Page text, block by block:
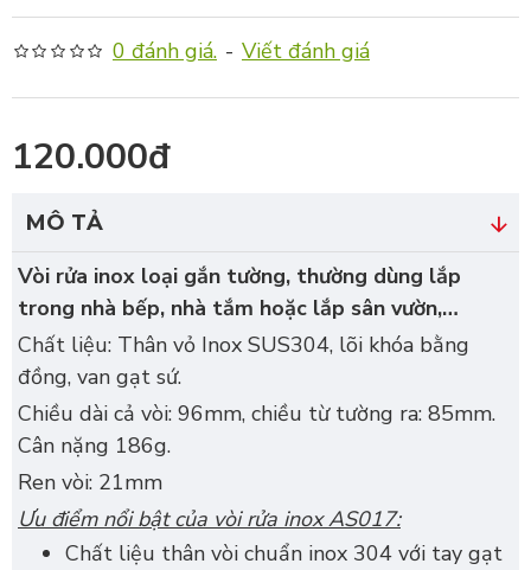
0 đánh giá. - Viết đánh giá
120.000đ
MÔ TẢ
Vòi rửa inox loại gắn tường, thường dùng lắp
trong nhà bếp, nhà tắm hoặc lắp sân vườn,…
Chất liệu: Thân vỏ Inox SUS304, lõi khóa bằng
đồng, van gạt sứ.
Chiều dài cả vòi: 96mm, chiều từ tường ra: 85mm.
Cân nặng 186g.
Ren vòi: 21mm
Ưu điểm nổi bật của vòi rửa inox AS017:
Chất liệu thân vòi chuẩn inox 304 với tay gạt